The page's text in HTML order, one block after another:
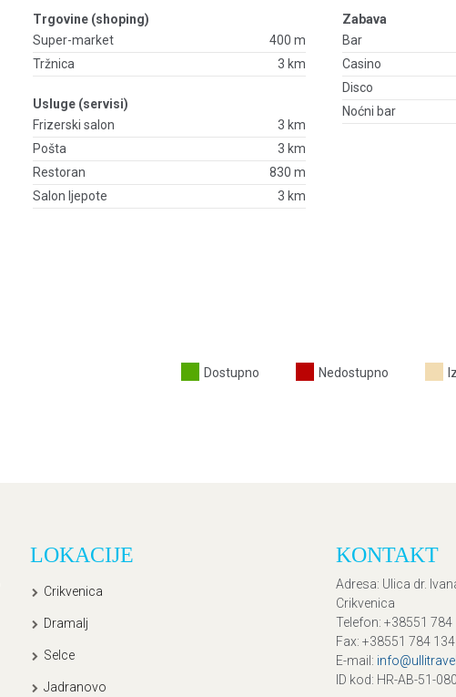
Trgovine (shoping)
Super-market
400 m
Tržnica
3 km
Usluge (servisi)
Frizerski salon
3 km
Pošta
3 km
Restoran
830 m
Salon ljepote
3 km
Zabava
Bar
Casino
Disco
Noćni bar
Dostupno Nedostupno
LOKACIJE
Crikvenica
Dramalj
Selce
Jadranovo
KONTAKT
Adresa: Ulica dr.
Crikvenica
Telefon: +38551 784
Fax: +38551 784 134
E-mail :
ID kod: HR-AB-51-